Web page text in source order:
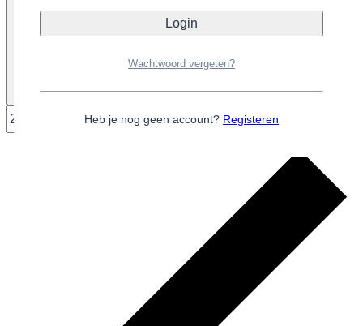
Wachtwoord vergeten?
Heb je nog geen account? Registeren